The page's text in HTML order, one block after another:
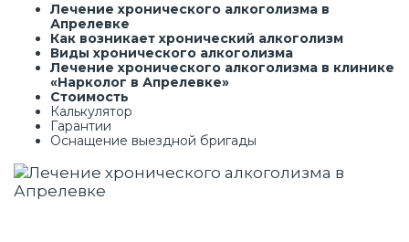
Лечение хронического алкоголизма в
Апрелевке
Как возникает хронический алкоголизм
Виды хронического алкоголизма
Лечение хронического алкоголизма в клинике
«Нарколог в Апрелевке»
Стоимость
Калькулятор
Гарантии
Оснащение выездной бригады